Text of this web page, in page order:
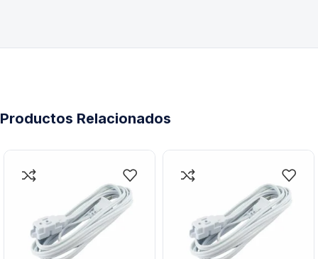
Productos Relacionados